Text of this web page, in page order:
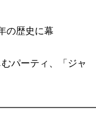
の歴史に幕
パーティ、「ジャ